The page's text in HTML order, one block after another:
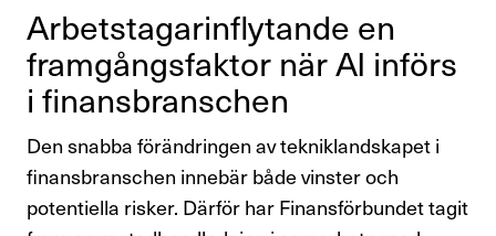
Medlemskap
Om Finansförbundet
Arbets­ta­ga­rin­fly­tande en
fram­gångs­faktor när AI införs
i finans­bran­schen
Den snabba förändringen av tekniklandskapet i
finansbranschen innebär både vinster och
potentiella risker. Därför har Finansförbundet tagit